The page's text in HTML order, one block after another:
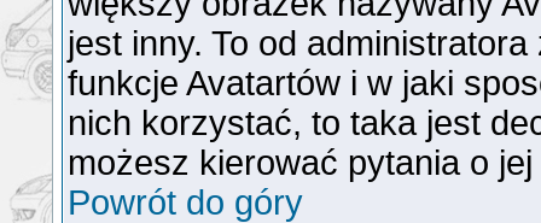
jest inny. To od
funkcje Avatartów i w jaki
nich korzystać, to taka jest
możesz kierować pytania o
Powrót do góry